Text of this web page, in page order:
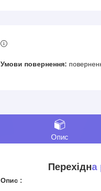
Опис
Перехідна
Опис :